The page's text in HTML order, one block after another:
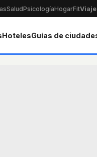
SaludPsicologíaHogarFit
HotelesGuías de